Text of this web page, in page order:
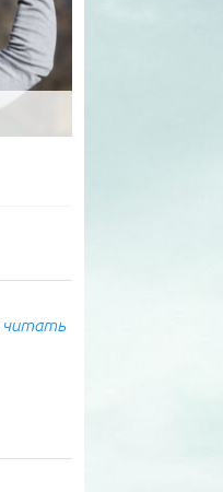
читать